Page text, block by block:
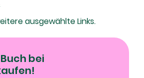
ausgewählte Links.
bei